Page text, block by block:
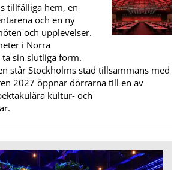
tillfälliga hem, en
och en ny
och upplevelser.
i Norra
sin slutliga form.
står Stockholms stad tillsammans med
2027 öppnar dörrarna till en av
kultur- och